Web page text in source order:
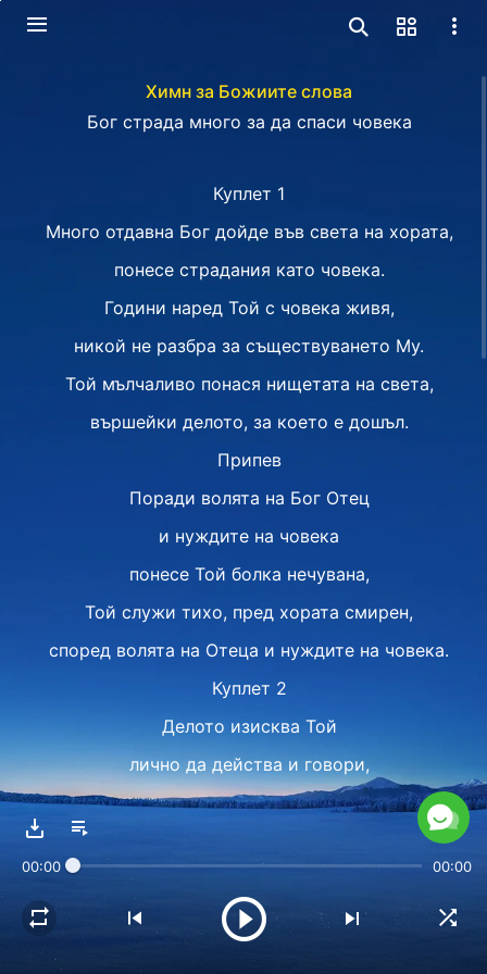
Химн за Божиите слова
Бог страда много за да спаси човека
Куплет 1
Много отдавна Бог дойде във света на хората,
понесе страдания като човека.
Години наред Той с човека живя,
никой не разбра за съществуването Му.
Той мълчаливо понася нищетата на света,
вършейки делото, за което е дошъл.
Припев
Поради волята на Бог Отец
и нуждите на човека
понесе Той болка нечувана,
Той служи тихо, пред хората смирен,
според волята на Отеца и нуждите на човека.
Куплет 2
Делото изисква Той
лично да действа и говори,
защото няма как човекът да помогне,
Бог понесе много болка заради делото.
Припев
00:00 00:00